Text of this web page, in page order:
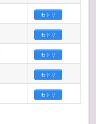
セトリ
セトリ
セトリ
セトリ
セトリ